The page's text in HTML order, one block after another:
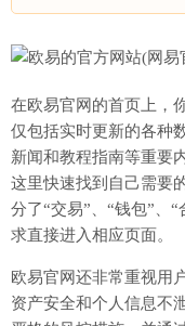
在欧易官网的首页上，
仅包括实时更新的各种
新闻和教程指南等重要
这里快速找到自己需要
分了“交易”、“钱包”、
求直接进入相应页面。
欧易官网还非常重视用
资产安全和个人信息不